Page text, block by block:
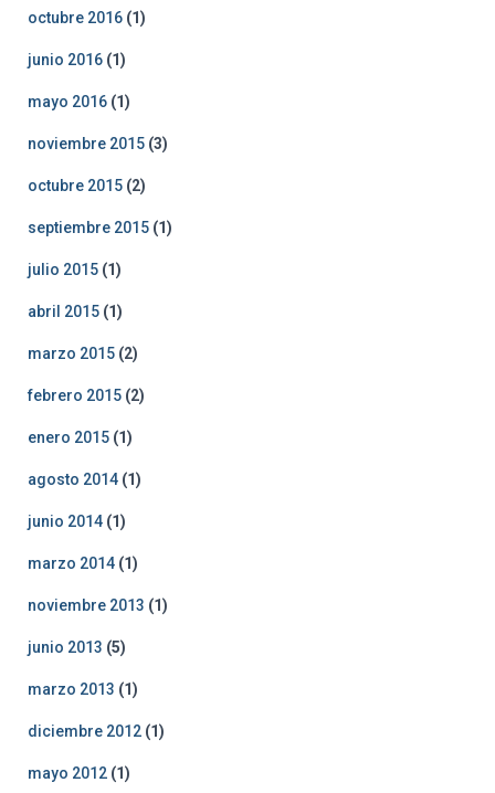
octubre 2016 (1)
junio 2016 (1)
mayo 2016 (1)
noviembre 2015 (3)
octubre 2015 (2)
septiembre 2015 (1)
julio 2015 (1)
abril 2015 (1)
marzo 2015 (2)
febrero 2015 (2)
enero 2015 (1)
agosto 2014 (1)
junio 2014 (1)
marzo 2014 (1)
noviembre 2013 (1)
junio 2013 (5)
marzo 2013 (1)
diciembre 2012 (1)
mayo 2012 (1)